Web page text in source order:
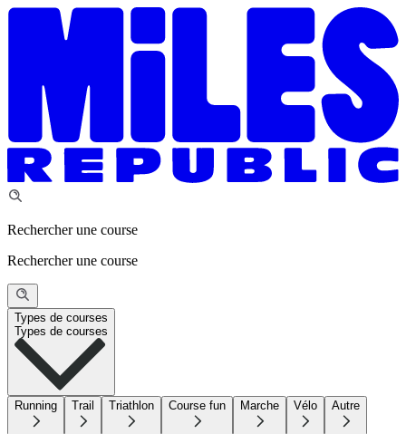
Rechercher une course
Rechercher une course
Types de courses
Types de courses
Running Trail Triathlon Course fun Marche Vélo Autre